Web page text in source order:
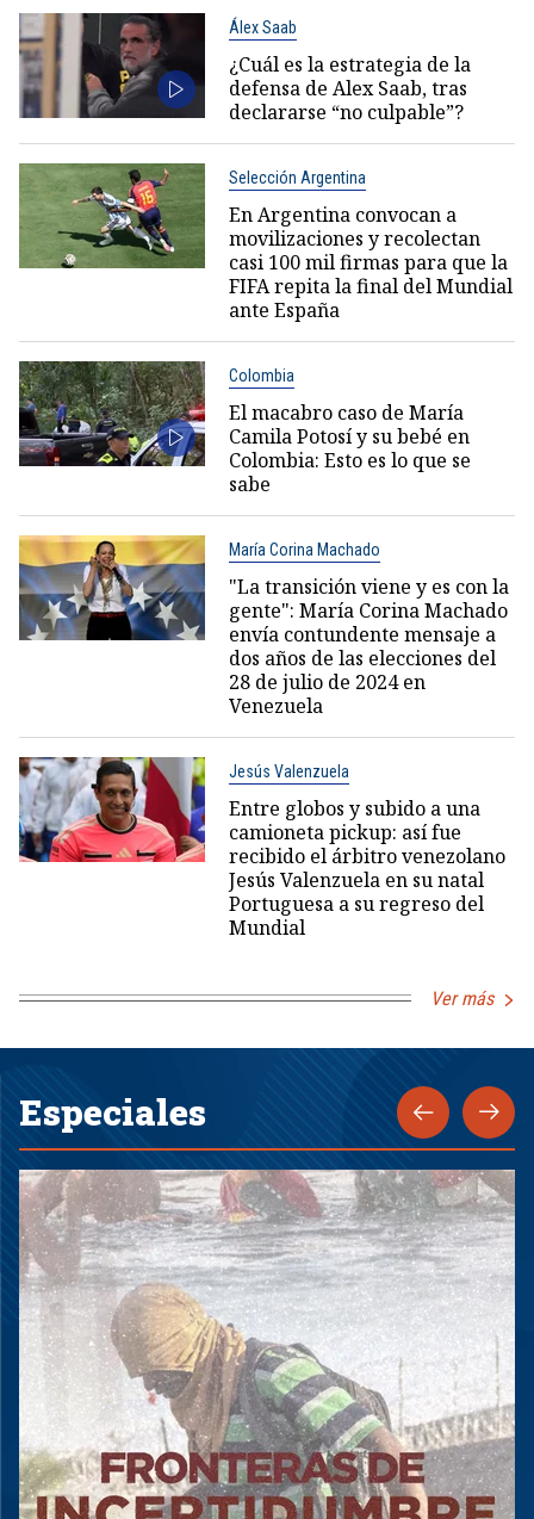
Álex Saab
¿Cuál es la estrategia de la
defensa de Alex Saab, tras
declararse “no culpable”?
Selección Argentina
En Argentina convocan a
movilizaciones y recolectan
casi 100 mil firmas para que la
FIFA repita la final del Mundial
ante España
Colombia
El macabro caso de María
Camila Potosí y su bebé en
Colombia: Esto es lo que se
sabe
María Corina Machado
"La transición viene y es con la
gente": María Corina Machado
envía contundente mensaje a
dos años de las elecciones del
28 de julio de 2024 en
Venezuela
Jesús Valenzuela
Entre globos y subido a una
camioneta pickup: así fue
recibido el árbitro venezolano
Jesús Valenzuela en su natal
Portuguesa a su regreso del
Mundial
Ver más
Especiales